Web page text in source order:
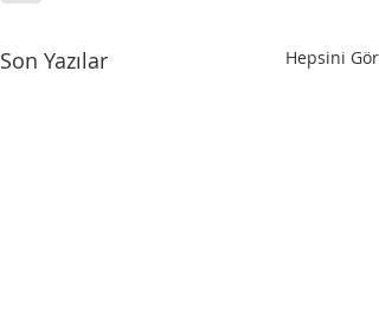
Son Yazılar Hepsini Gör